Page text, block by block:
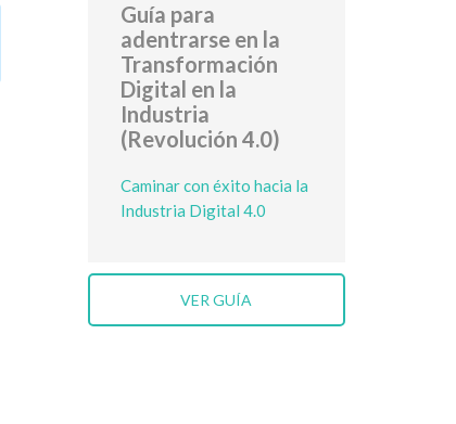
Guía para
adentrarse en la
Transformación
Digital en la
Industria
(Revolución 4.0)
Caminar con éxito hacia la
Industria Digital 4.0
VER GUÍA